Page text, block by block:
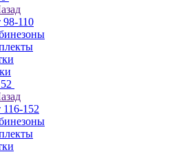
98-110
116-152